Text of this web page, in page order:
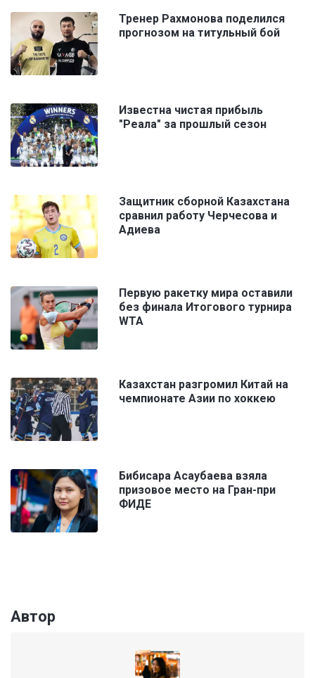
Тренер Рахмонова поделился
прогнозом на титульный бой
Известна чистая прибыль
"Реала" за прошлый сезон
Защитник сборной Казахстана
сравнил работу Черчесова и
Адиева
Первую ракетку мира оставили
без финала Итогового турнира
WTA
Казахстан разгромил Китай на
чемпионате Азии по хоккею
Бибисара Асаубаева взяла
призовое место на Гран-при
ФИДЕ
Автор